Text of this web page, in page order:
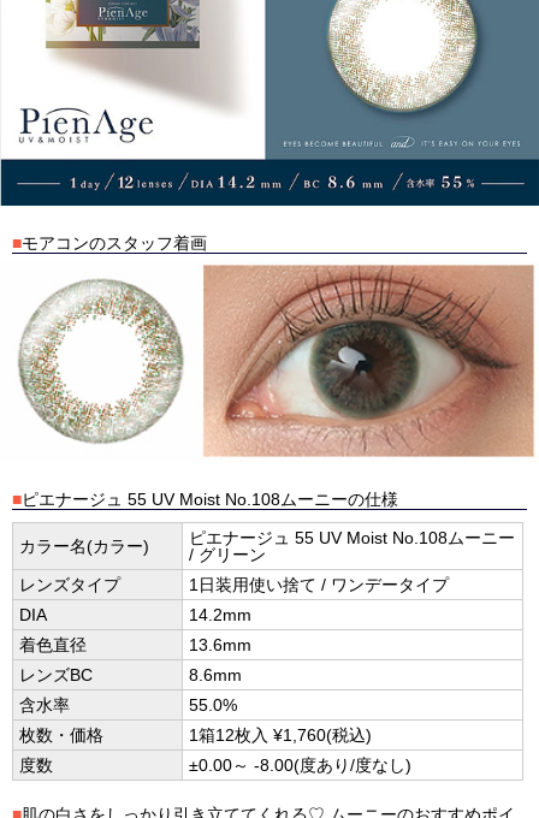
■モアコンのスタッフ着画
■ピエナージュ 55 UV Moist No.108ムーニーの仕様
カラー名(カラー)
ピエナージュ 55 UV Moist No.108ムーニー
/ グリーン
レンズタイプ
1日装用使い捨て / ワンデータイプ
DIA
14.2mm
着色直径
13.6mm
レンズBC
8.6mm
含水率
55.0%
枚数・価格
1箱12枚入 ¥1,760(税込)
度数
±0.00～ -8.00(度あり/度なし)
■肌の白さをしっかり引き立ててくれる♡ ムーニーのおすすめポイ